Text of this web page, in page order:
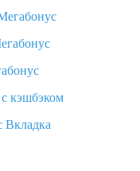
с Алиэкспресс
вернут деньги?
их получить и
за метод доставки и
кэшбэком
Вкладка